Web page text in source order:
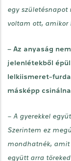
egy
voltam ott, amikor
– Az anyaság
jelenlétekből
lelkiismeret-
másképp
– A gyerekkel
Szerintem ez
mondhatnék, amit
együtt arra